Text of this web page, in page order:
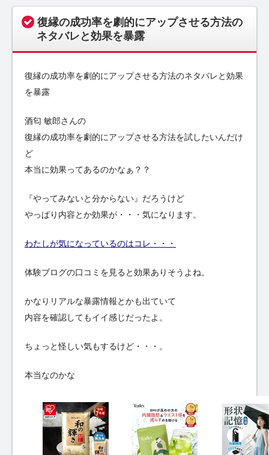
復縁の成功率を劇的にアップさせる方法の
ネタバレと効果を暴露
復縁の成功率を劇的にアップさせる方法のネタバレと効果
を暴露
酒匂 敏郎さんの
復縁の成功率を劇的にアップさせる方法を試したいんだけ
ど
本当に効果ってあるのかなぁ？？
『やってみないと分からない』だろうけど
やっぱり内容とか効果が・・・気になります。
わたしが気になっているのはコレ・・・
体験ブログの口コミを見ると効果ありそうよね。
かなりリアルな暴露情報とかも出ていて
内容を確認してもイイ感じだったよ。
ちょっと怪しい気もするけど・・・。
本当なのかな